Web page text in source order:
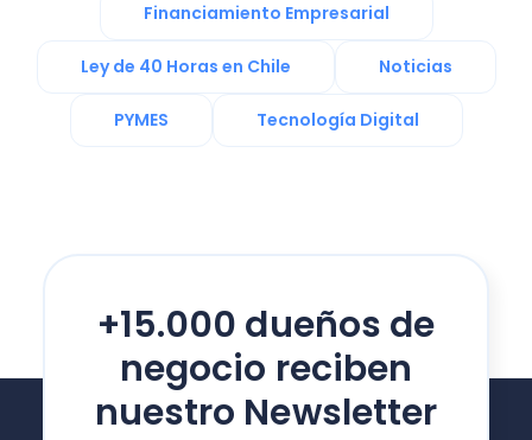
Financiamiento Empresarial
Ley de 40 Horas en Chile Noticias
PYMES Tecnología Digital
+15.000 dueños de
negocio reciben
nuestro Newsletter